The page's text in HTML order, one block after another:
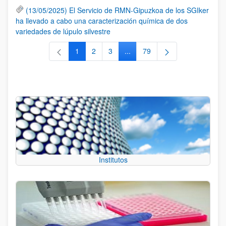
(13/05/2025) El Servicio de RMN-Gipuzkoa de los SGIker
ha llevado a cabo una caracterización química de dos
variedades de lúpulo silvestre
Página
1 Página
2 Página
3 ...Páginas intermedias Use TAB
Página
79
Institutos